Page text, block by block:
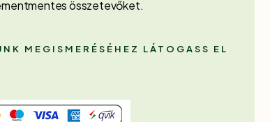
összetevőket.
MEGISMERÉSÉHEZ LÁTOGASS EL